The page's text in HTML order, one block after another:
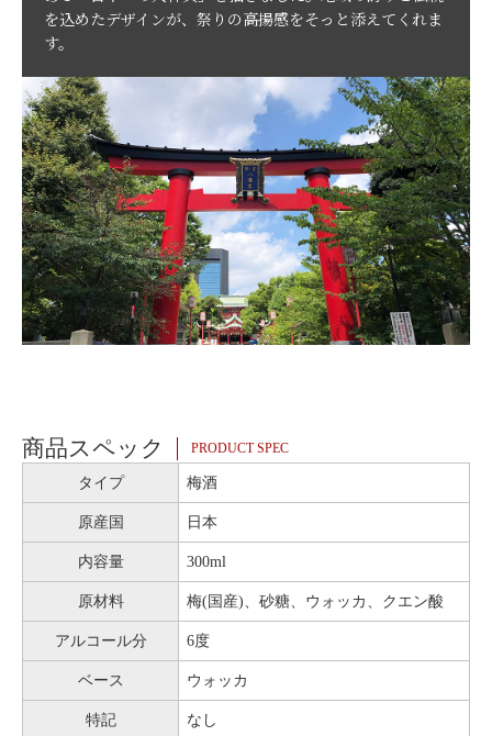
を込めたデザインが、祭りの高揚感をそっと添えてくれま
す。
商品スペック PRODUCT SPEC
タイプ 梅酒
原産国 日本
内容量 300ml
原材料 梅(国産)、砂糖、ウォッカ、クエン酸
アルコール分 6度
ベース ウォッカ
特記 なし